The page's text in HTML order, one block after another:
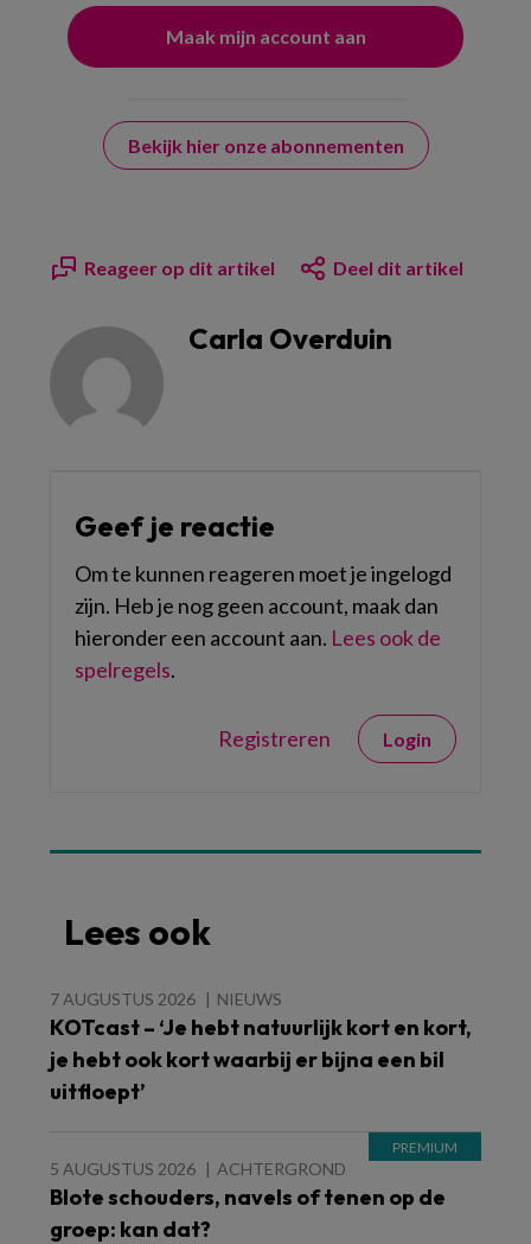
Bekijk hier onze abonnementen
Reageer op dit artikel Deel dit artikel
Carla Overduin
Geef je reactie
Om te kunnen reageren moet je ingelogd
zijn. Heb je nog geen account, maak dan
hieronder een account aan. Lees ook de
spelregels.
Registreren Login
Lees ook
7 AUGUSTUS 2026 NIEUWS
KOTcast – ‘Je hebt natuurlijk kort en kort,
je hebt ook kort waarbij er bijna een bil
uitfloept’
5 AUGUSTUS 2026 ACHTERGROND
Blote schouders, navels of tenen op de
groep: kan dat?